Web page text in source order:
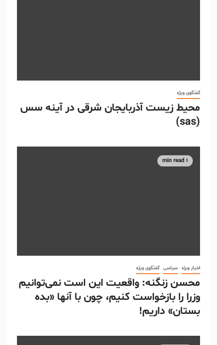
گفتگوی ویژه
محیط زیست آذربایجان شرقی در آینه سس
(sas)
1 min read
اخبار ویژه سیاسی گفتگوی ویژه
محسن زنگنه: واقعیت این است نمی‌توانیم
وزرا را بازخواست کنیم، چون با آنها «بده
بستان» داریم!